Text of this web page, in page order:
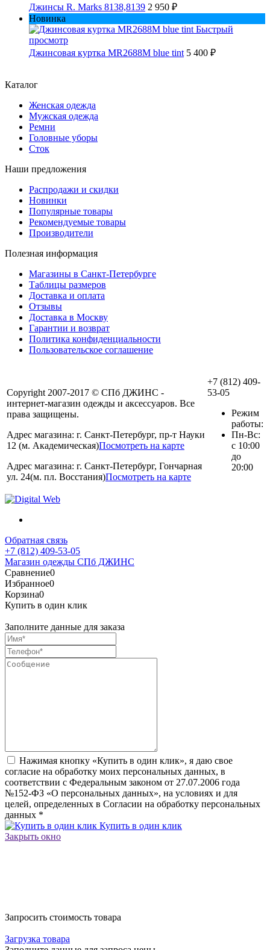
Джинсы R. Marks 8138,8139 2 950 ₽
Новинка
Быстрый
просмотр
Джинсовая куртка MR2688M blue tint 5 400 ₽
Каталог
Женская одежда
Мужская одежда
Ремни
Головные уборы
Сток
Наши предложения
Распродажи и скидки
Новинки
Популярные товары
Рекомендуемые товары
Производители
Полезная информация
Магазины в Санкт-Петербурге
Таблицы размеров
Доставка и оплата
Отзывы
Доставка в Москву
Гарантии и возврат
Политика конфиденциальности
Пользовательское соглашение
Copyright 2007-2017 © СПб ДЖИНС -
интернет-магазин одежды и аксессуаров. Все
права защищены.
Адрес магазина: г. Санкт-Петербург, пр-т Науки
12 (м. Академическая)Посмотреть на карте
Адрес магазина: г. Санкт-Петербург, Гончарная
ул. 24(м. пл. Восстания)Посмотреть на карте
+7 (812) 409-
53-05
Режим
работы:
Пн-Вс:
с 10:00
до
20:00
Обратная связь
+7 (812) 409-53-05
Магазин одежды СПб ДЖИНС
Сравнение0
Избранное0
Корзина0
Купить в один клик
Заполните данные для заказа
Нажимая кнопку «Купить в один клик», я даю свое
согласие на обработку моих персональных данных, в
соответствии с Федеральным законом от 27.07.2006 года
№152-ФЗ «О персональных данных», на условиях и для
целей, определенных в Согласии на обработку персональных
данных *
Купить в один клик
Закрыть окно
Запросить стоимость товара
Загрузка товара